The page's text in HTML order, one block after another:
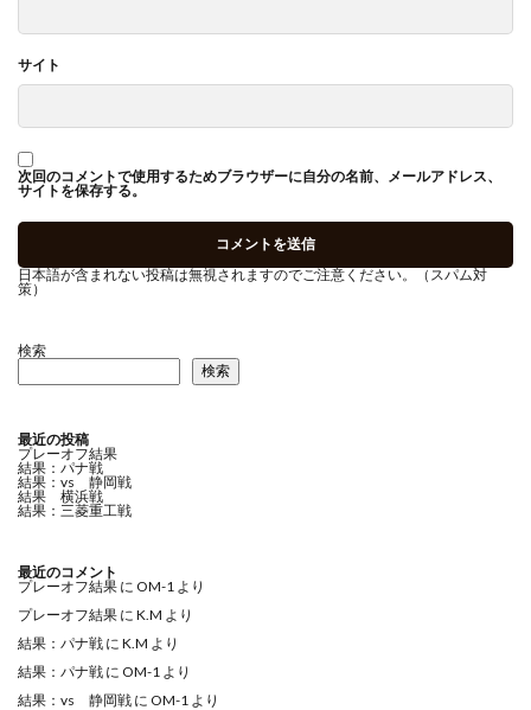
サイト
次回のコメントで使用するためブラウザーに自分の名前、メールアドレス、
サイトを保存する。
日本語が含まれない投稿は無視されますのでご注意ください。（スパム対
策）
検索
検索
最近の投稿
プレーオフ結果
結果：パナ戦
結果：vs 静岡戦
結果 横浜戦
結果：三菱重工戦
最近のコメント
プレーオフ結果 に OM-1 より
プレーオフ結果 に K.M より
結果：パナ戦 に K.M より
結果：パナ戦 に OM-1 より
結果：vs 静岡戦 に OM-1 より